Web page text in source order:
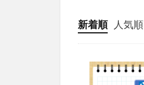
新着順 人気順